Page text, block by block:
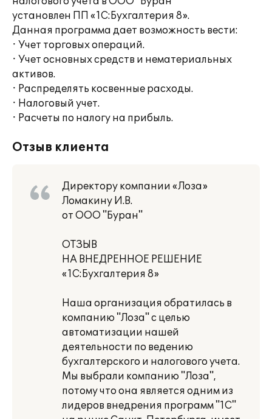
установлен ПП «1С:Бухгалтерия 8».
Данная программа дает возможность вести:
· Учет торговых операций.
· Учет основных средств и нематериальных
активов.
· Распределять косвенные расходы.
· Налоговый учет.
· Расчеты по налогу на прибыль.
Отзыв клиента
Директору компании «Лоза»
Ломакину И.В.
от ООО "Буран"
ОТЗЫВ
НА ВНЕДРЕННОЕ РЕШЕНИЕ
«1С:Бухгалтерия 8»
Наша организация обратилась в
компанию "Лоза" с целью
автоматизации нашей
деятельности по ведению
бухгалтерского и налогового учета.
Мы выбрали компанию "Лоза",
потому что она является одним из
лидеров внедрения программ "1С"